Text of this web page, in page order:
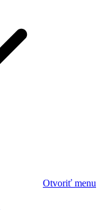
Otvoriť menu